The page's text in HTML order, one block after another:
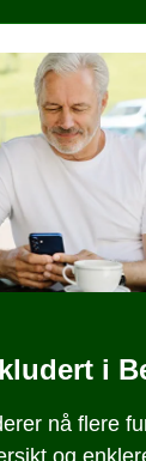
i
nå flere
og